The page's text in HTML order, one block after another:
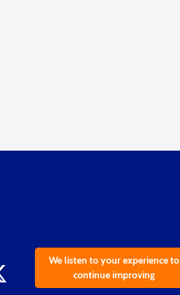
We listen to your experience to
continue improving